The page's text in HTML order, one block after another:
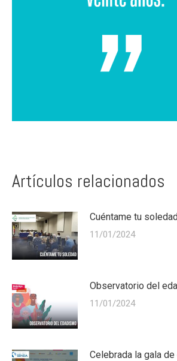
Artículos relacionados
Cuéntame tu
11/01/2024
Observatorio del
11/01/2024
Celebrada la gala